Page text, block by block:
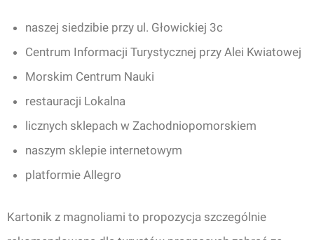
naszej siedzibie przy ul. Głowickiej 3c
Centrum Informacji Turystycznej przy Alei Kwiatowej
Morskim Centrum Nauki
restauracji Lokalna
licznych sklepach w Zachodniopomorskiem
naszym sklepie internetowym
platformie Allegro
Kartonik z magnoliami to propozycja szczególnie